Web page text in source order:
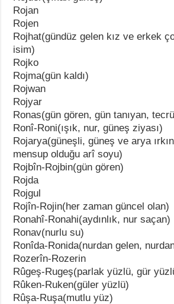
Rojan
Rojen
Rojhat(gündüz gelen kız ve erkek
isim)
Rojko
Rojma(gün kaldı)
Rojwan
Rojyar
Ronas(gün gören, gün tanıyan,
Ronî-Roni(ışık, nur, güneş ziyası)
Rojarya(güneşli, güneş ve arya
mensup olduğu arî soyu)
Rojbîn-Rojbin(gün gören)
Rojda
Rojgul
Rojîn-Rojin(her zaman güncel olan)
Ronahî-Ronahi(aydınlık, nur saçan)
Ronav(nurlu su)
Ronîda-Ronida(nurdan gelen,
Rozerîn-Rozerin
Rûgeş-Rugeş(parlak yüzlü, gür
Rûken-Ruken(güler yüzlü)
Rûşa-Ruşa(mutlu yüz)